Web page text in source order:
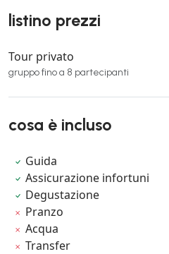
listino prezzi
Tour privato
gruppo fino a 8 partecipanti
cosa è incluso
Guida
Assicurazione infortuni
Degustazione
Pranzo
Acqua
Transfer